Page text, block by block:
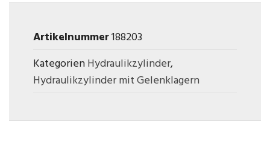
Artikelnummer188203
KategorienHydraulikzylinder,
Hydraulikzylinder mit Gelenklagern